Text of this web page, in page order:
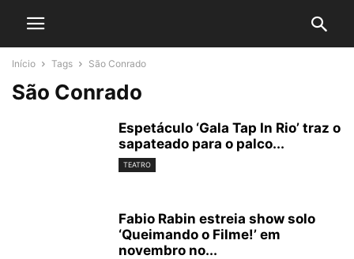
Início Tags São Conrado
São Conrado
Espetáculo ‘Gala Tap In Rio’ traz o
sapateado para o palco...
TEATRO
Fabio Rabin estreia show solo
‘Queimando o Filme!’ em
novembro no...